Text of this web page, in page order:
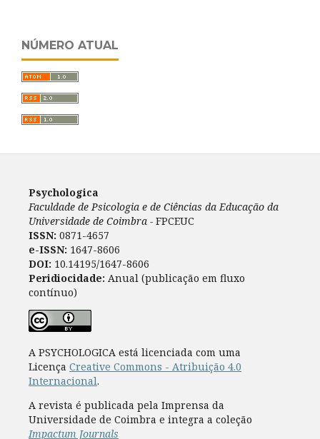
NÚMERO ATUAL
Psychologica
Faculdade de Psicologia e de Ciências da Educação da
Universidade de Coimbra - FPCEUC
ISSN: 0871-4657
e-ISSN: 1647-8606
DOI: 10.14195/1647-8606
Peridiocidade: Anual (publicação em fluxo
contínuo)
A PSYCHOLOGICA está licenciada com uma
Licença Creative Commons - Atribuição 4.0
Internacional.
A revista é publicada pela Imprensa da
Universidade de Coimbra e integra a coleção
Impactum Journals